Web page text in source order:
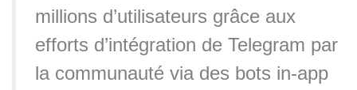
millions d’utilisateurs grâce aux
efforts d’intégration de Telegram par
la communauté via des bots in-app